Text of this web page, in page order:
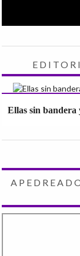
Ellas sin bandera